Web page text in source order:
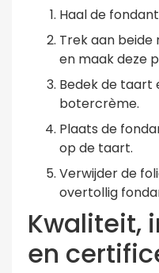
Haal de
Trek aan
en maak deze
Bedek de taart
botercrème.
Plaats de
op de taart.
Verwijder de
overtollig
Kwaliteit,
en